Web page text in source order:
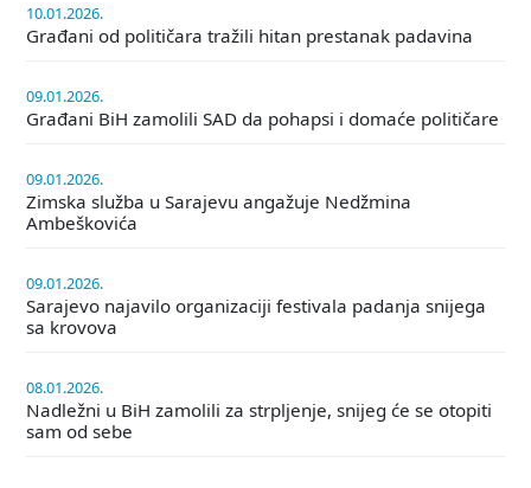
10.01.2026.
Građani od političara tražili hitan prestanak padavina
09.01.2026.
Građani BiH zamolili SAD da pohapsi i domaće političare
09.01.2026.
Zimska služba u Sarajevu angažuje Nedžmina
Ambeškovića
09.01.2026.
Sarajevo najavilo organizaciji festivala padanja snijega
sa krovova
08.01.2026.
Nadležni u BiH zamolili za strpljenje, snijeg će se otopiti
sam od sebe